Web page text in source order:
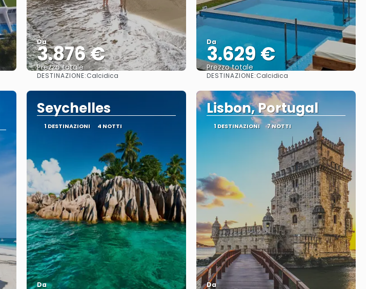
Da
3.876 €
Prezzo totale
Vedere
DESTINAZIONE:Calcidica
Da
3.629 €
Prezzo totale
Vedere
DESTINAZIONE:Calcidica
Seychelles
1 DESTINAZIONI 4 NOTTI
Da
Lisbon, Portugal
1 DESTINAZIONI 7 NOTTI
Da